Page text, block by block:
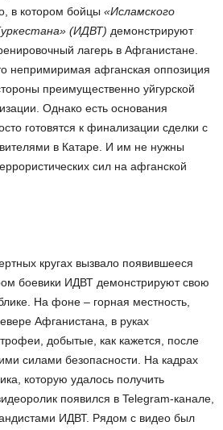
в котором бойцы «Исламского
(ИДВТ) демонстрируют
лагерь в Афганистане.
непримиримая афганская оппозиция
преимущественно уйгурской
Однако есть основания
готовятся к финализации сделки с
в Катаре. И им не нужны
сил на афганской
кругах вызвало появившееся
боевики ИДВТ демонстрируют свою
На фоне – горная местность,
Афганистана, в руках
добытые, как кажется, после
силами безопасности. На кадрах
которую удалось получить
появился в Telegram-канале,
ИДВТ. Рядом с видео был